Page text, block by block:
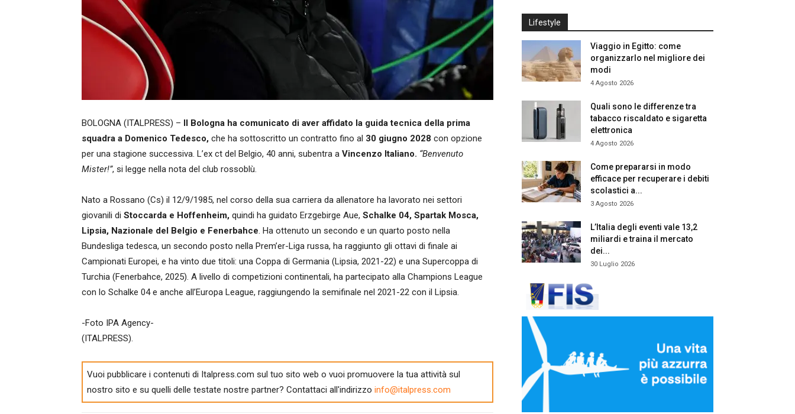
BOLOGNA (ITALPRESS) – Il Bologna ha comunicato di aver affidato la guida tecnica della prima
squadra a Domenico Tedesco, che ha sottoscritto un contratto fino al 30 giugno 2028 con opzione
per una stagione successiva. L’ex ct del Belgio, 40 anni, subentra a Vincenzo Italiano. “Benvenuto
Mister!”, si legge nella nota del club rossoblù.
Nato a Rossano (Cs) il 12/9/1985, nel corso della sua carriera da allenatore ha lavorato nei settori
giovanili di Stoccarda e Hoffenheim, quindi ha guidato Erzgebirge Aue, Schalke 04, Spartak Mosca,
Lipsia, Nazionale del Belgio e Fenerbahce. Ha ottenuto un secondo e un quarto posto nella
Bundesliga tedesca, un secondo posto nella Prem’er-Liga russa, ha raggiunto gli ottavi di finale ai
Campionati Europei, e ha vinto due titoli: una Coppa di Germania (Lipsia, 2021-22) e una Supercoppa di
Turchia (Fenerbahce, 2025). A livello di competizioni continentali, ha partecipato alla Champions League
con lo Schalke 04 e anche all’Europa League, raggiungendo la semifinale nel 2021-22 con il Lipsia.
-Foto IPA Agency-
(ITALPRESS).
Vuoi pubblicare i contenuti di Italpress.com sul tuo sito web o vuoi promuovere la tua attività sul
nostro sito e su quelli delle testate nostre partner? Contattaci all'indirizzo info@italpress.com
Lifestyle
Viaggio in Egitto: come
organizzarlo nel migliore dei
modi
4 Agosto 2026
Quali sono le differenze tra
tabacco riscaldato e sigaretta
elettronica
4 Agosto 2026
Come prepararsi in modo
efficace per recuperare i debiti
scolastici a...
3 Agosto 2026
L’Italia degli eventi vale 13,2
miliardi e traina il mercato
dei...
30 Luglio 2026